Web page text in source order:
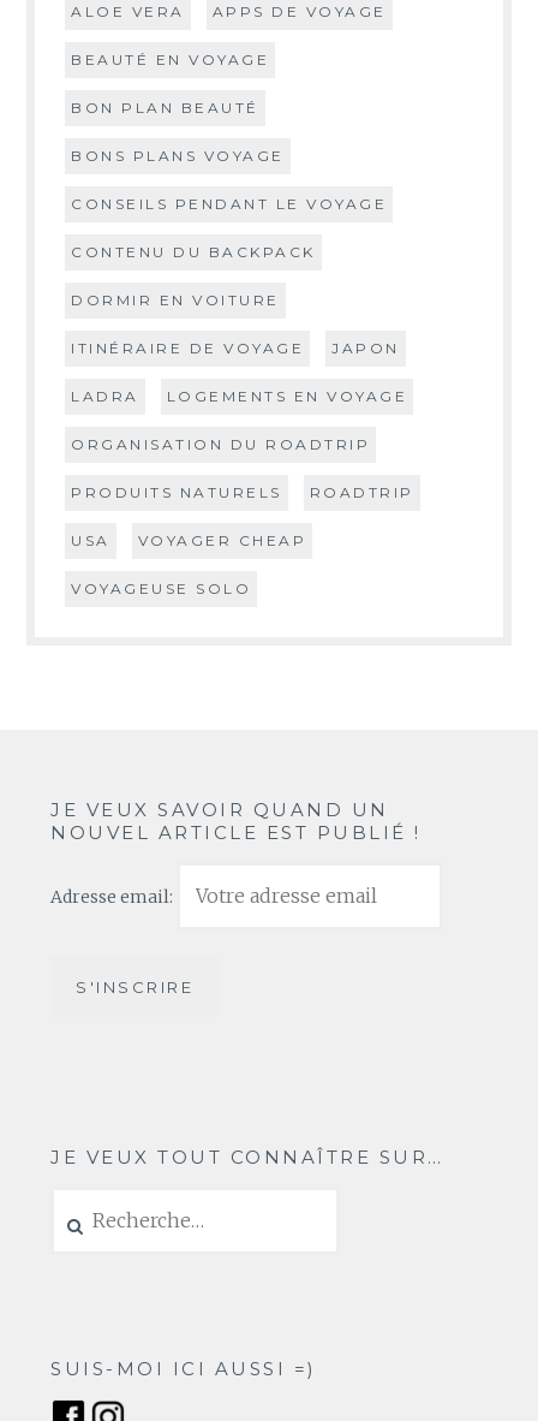
ALOE VERA APPS DE VOYAGE
BEAUTÉ EN VOYAGE
BON PLAN BEAUTÉ
BONS PLANS VOYAGE
CONSEILS PENDANT LE VOYAGE
CONTENU DU BACKPACK
DORMIR EN VOITURE
ITINÉRAIRE DE VOYAGE JAPON
LADRA LOGEMENTS EN VOYAGE
ORGANISATION DU ROADTRIP
PRODUITS NATURELS ROADTRIP
USA VOYAGER CHEAP
VOYAGEUSE SOLO
JE VEUX SAVOIR QUAND UN
NOUVEL ARTICLE EST PUBLIÉ !
Adresse email:
JE VEUX TOUT CONNAÎTRE SUR…
SUIS-MOI ICI AUSSI =)